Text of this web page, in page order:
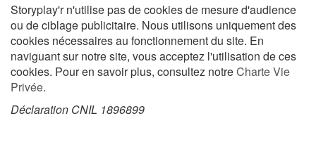
Contes d'ici et d'ailleurs
Autour de la lecture
Apprendre à lire
Livre audio
Storyplay'r n'utilise pas de cookies de mesure d'audience
ou de ciblage publicitaire. Nous utilisons uniquement des
cookies nécessaires au fonctionnement du site. En
naviguant sur notre site, vous acceptez l'utilisation de ces
cookies. Pour en savoir plus, consultez notreCharte Vie
Privée.
Déclaration CNIL 1896899